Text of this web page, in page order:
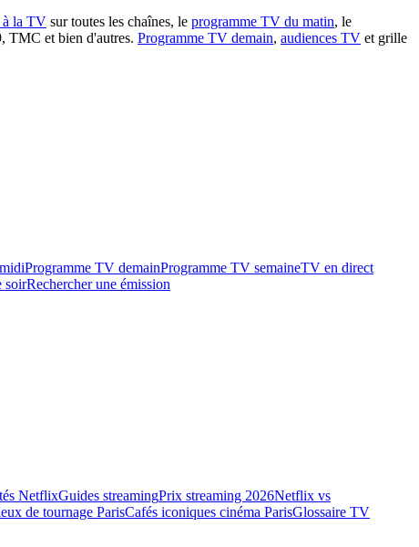
à la TV sur toutes les chaînes, le programme TV du matin, le
TMC et bien d'autres. Programme TV demain, audiences TV et grille
Programme TV demainProgramme TV semaineTV en direct
soirRechercher une émission
NetflixGuides streamingPrix streaming 2026Netflix vs
de tournage ParisCafés iconiques cinéma ParisGlossaire TV